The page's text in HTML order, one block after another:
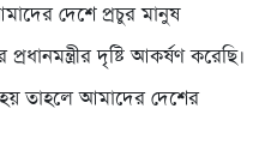
দেশে প্রচুর মানুষ
দৃষ্টি আকর্ষণ করেছি।
হয় তাহলে আমাদের দেশের